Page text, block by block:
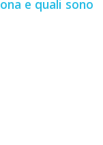
e quali sono